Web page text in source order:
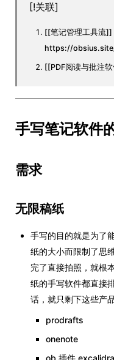
[!关联]
[[笔记管理工具流]]
https://
[[PDF阅读与批注
手写笔记软件
需求
无限稿纸
手写的目的就是为了
纸的大小而限制了思
完了直接拍照，就根
纸的手写软件都直接
话，就只剩下这些产
prodrafts
onenote
ob 插件